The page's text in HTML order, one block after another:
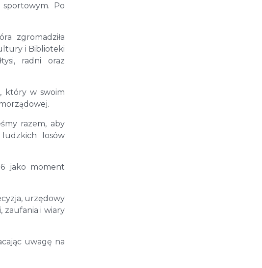
Po
zgromadziła
i Biblioteki
radni oraz
który w swoim
razem, aby
losów
jako moment
urzędowy
zaufania i wiary
uwagę na